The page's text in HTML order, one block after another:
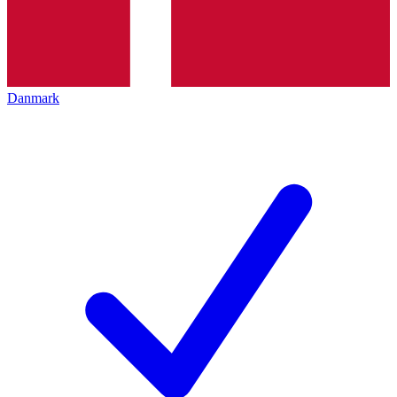
Danmark